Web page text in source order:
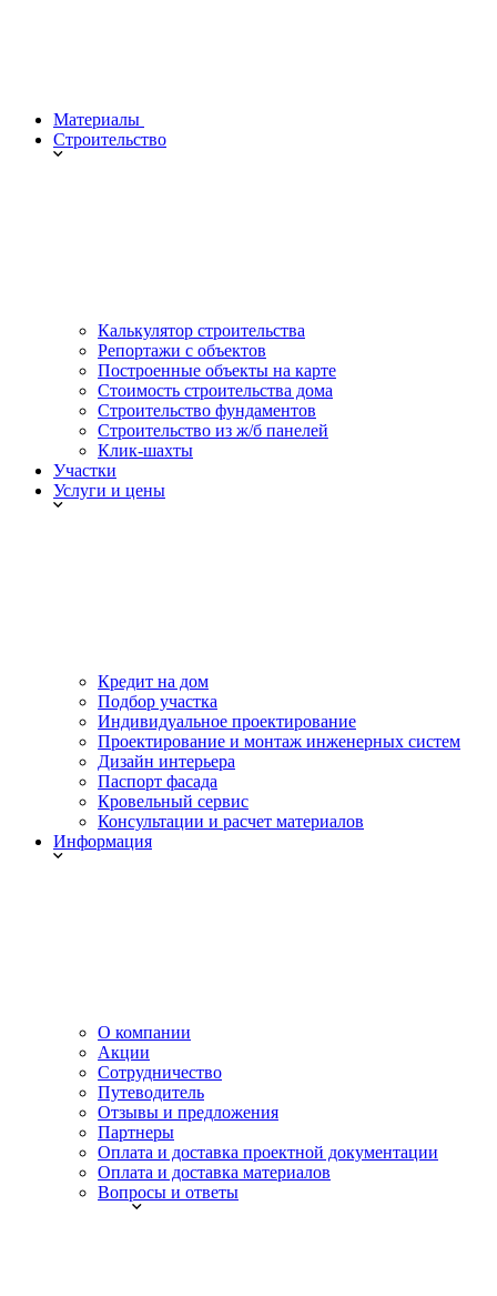
Материалы
Строительство
Калькулятор строительства
Репортажи с объектов
Построенные объекты на карте
Стоимость строительства дома
Строительство фундаментов
Строительство из ж/б панелей
Клик-шахты
Участки
Услуги и цены
Кредит на дом
Подбор участка
Индивидуальное проектирование
Проектирование и монтаж инженерных систем
Дизайн интерьера
Паспорт фасада
Кровельный сервис
Консультации и расчет материалов
Информация
О компании
Акции
Сотрудничество
Путеводитель
Отзывы и предложения
Партнеры
Оплата и доставка проектной документации
Оплата и доставка материалов
Вопросы и ответы